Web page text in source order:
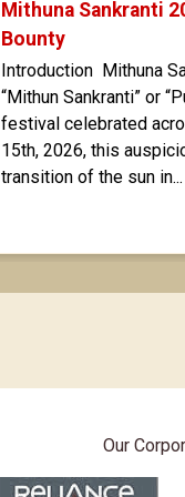
Poorvabhadra Star
Uttarabhadra Star
Revathi Star Horoscope
Mithuna Sankranti
Bounty
Introduction  Mithuna
“Mithun Sankranti” or
festival celebrated
15th, 2026, this
transition of the sun in...
Our